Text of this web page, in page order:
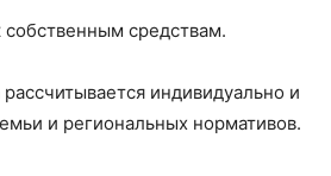
собственным средствам.
индивидуально и
и региональных нормативов.